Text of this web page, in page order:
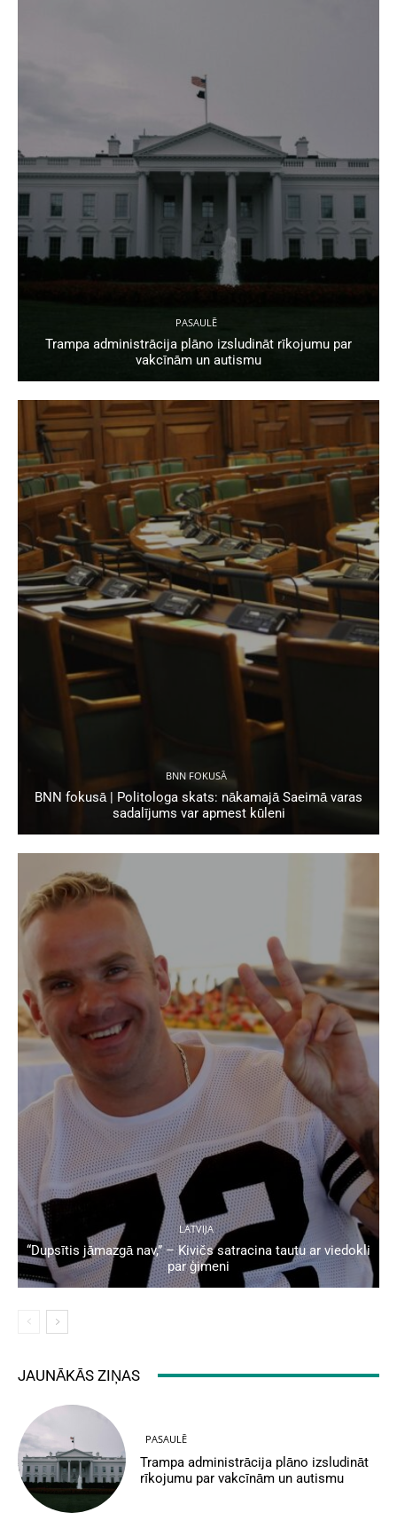
PASAULĒ
Trampa administrācija plāno izsludināt rīkojumu par
vakcīnām un autismu
BNN FOKUSĀ
BNN fokusā | Politologa skats: nākamajā Saeimā varas
sadalījums var apmest kūleni
LATVIJA
“Dupsītis jāmazgā nav,” – Kivičs satracina tautu ar viedokli
par ģimeni
JAUNĀKĀS ZIŅAS
PASAULĒ
Trampa administrācija plāno izsludināt
rīkojumu par vakcīnām un autismu